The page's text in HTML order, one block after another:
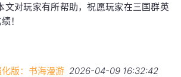
文对玩家有所帮助，祝愿玩家在三国群英
！
版：书海漫游 2026-04-09 16:32:42